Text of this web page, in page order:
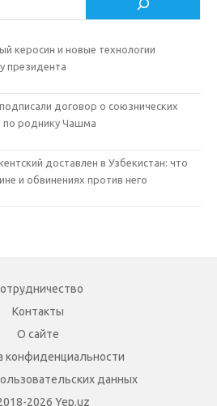
керосин и новые технологии
президента
договор о союзнических
по роднику Чашма
доставлен в Узбекистан: что
и обвинениях против него
Контакты
О сайте
конфиденциальности
данных
2026 Yep.uz